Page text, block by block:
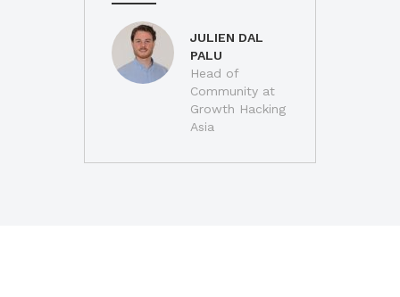
JULIEN DAL
PALU
Head of
Community at
Growth Hacking
Asia